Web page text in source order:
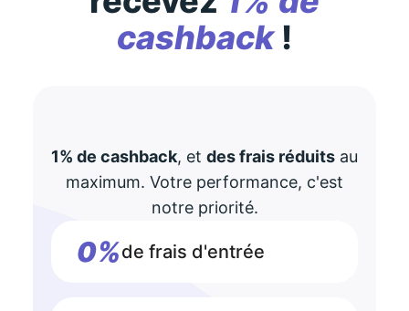
cashback!
1% de cashback, et des frais réduits au
maximum. Votre performance, c'est
notre priorité.
0%de frais d'entrée